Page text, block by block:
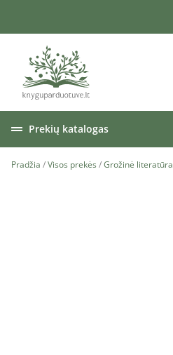
Prekių katalogas
Pradžia /Visos prekės /Grožinė literatūra